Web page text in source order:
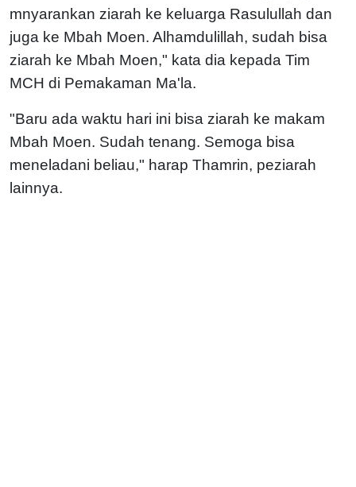
mnyarankan ziarah ke keluarga Rasulullah dan
juga ke Mbah Moen. Alhamdulillah, sudah bisa
ziarah ke Mbah Moen," kata dia kepada Tim
MCH di Pemakaman Ma'la.
"Baru ada waktu hari ini bisa ziarah ke makam
Mbah Moen. Sudah tenang. Semoga bisa
meneladani beliau," harap Thamrin, peziarah
lainnya.